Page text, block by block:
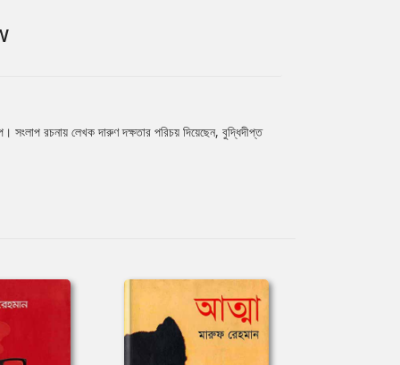
রচনায় লেখক দারুণ দক্ষতার পরিচয় দিয়েছেন, বুদ্ধিদীপ্ত